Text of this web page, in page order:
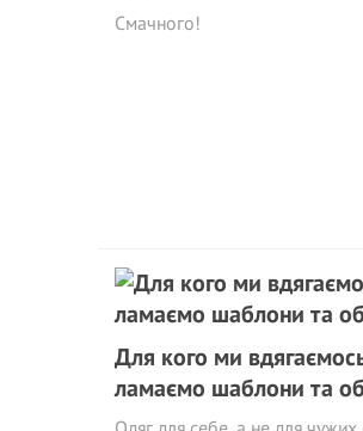
Смачного!
Для кого ми
ламаємо шаблони та